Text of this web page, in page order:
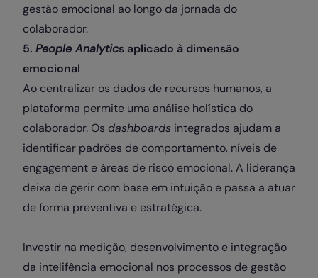
gestão emocional ao longo da jornada do
colaborador.
5. People Analytics aplicado à dimensão
emocional
Ao centralizar os dados de recursos humanos, a
plataforma permite uma análise holística do
colaborador. Os dashboards integrados ajudam a
identificar padrões de comportamento, níveis de
engagement e áreas de risco emocional. A liderança
deixa de gerir com base em intuição e passa a atuar
de forma preventiva e estratégica.
Investir na medição, desenvolvimento e integração
da intelifência emocional nos processos de gestão